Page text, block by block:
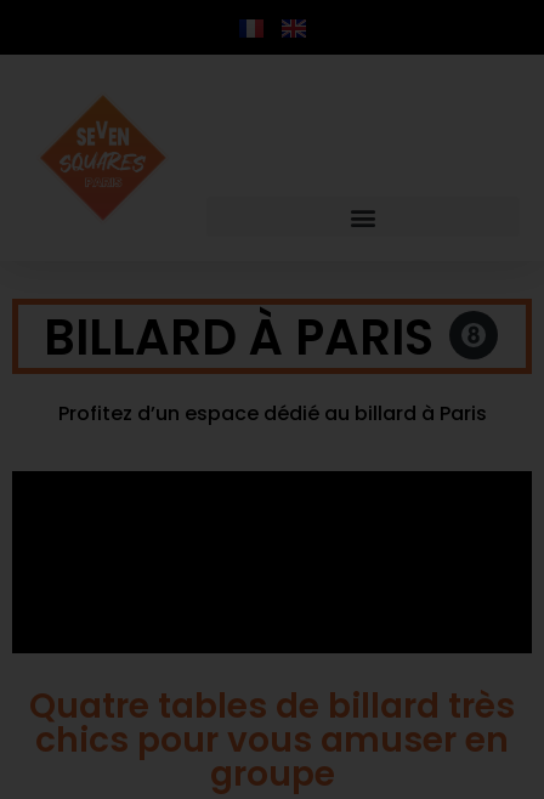
BILLARD À PARIS
Profitez d’un espace dédié au billard à Paris
Quatre tables de billard très
chics pour vous amuser en
groupe